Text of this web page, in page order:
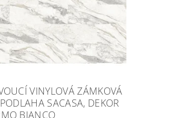
VINYLOVÁ ZÁMKOVÁ
SACASA, DEKOR
BIANCO